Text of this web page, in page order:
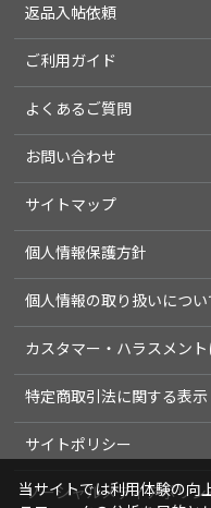
返品入帖依頼
ご利用ガイド
よくあるご質問
お問い合わせ
サイトマップ
個人情報保護方針
個人情報の取り扱いについ
カスタマー・ハラスメン
特定商取引法に関する表示
サイトポリシー
ソーシャルメディアポリシ
当サイトでは利用体験の向